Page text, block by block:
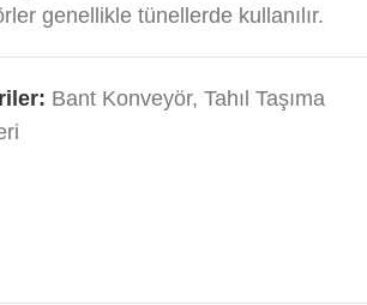
genellikle tünellerde kullanılır.
Bant Konveyör, Tahıl Taşıma